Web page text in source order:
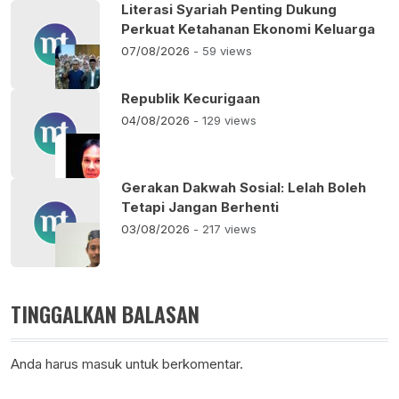
Literasi Syariah Penting Dukung
Perkuat Ketahanan Ekonomi Keluarga
07/08/2026 - 59 views
Republik Kecurigaan
04/08/2026 - 129 views
Gerakan Dakwah Sosial: Lelah Boleh
Tetapi Jangan Berhenti
03/08/2026 - 217 views
TINGGALKAN BALASAN
Anda harus masuk untuk berkomentar.